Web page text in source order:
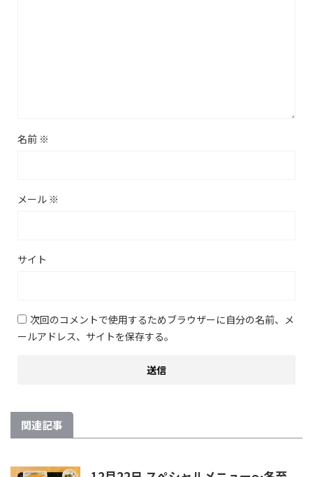
名前 ※
メール ※
サイト
次回のコメントで使用するためブラウザーに自分の名前、メ
ールアドレス、サイトを保存する。
関連記事